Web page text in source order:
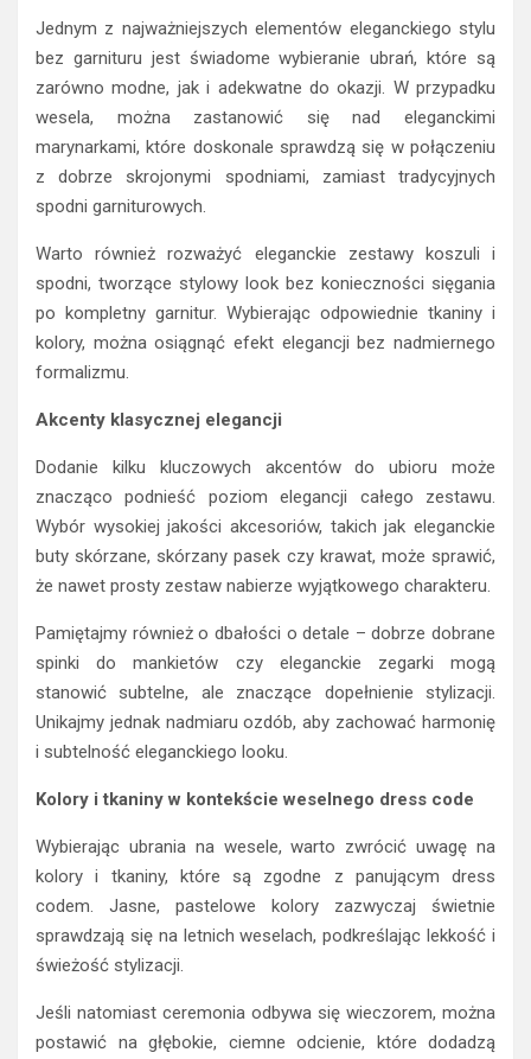
Jednym z najważniejszych elementów eleganckiego stylu
bez garnituru jest świadome wybieranie ubrań, które są
zarówno modne, jak i adekwatne do okazji. W przypadku
wesela, można zastanowić się nad eleganckimi
marynarkami, które doskonale sprawdzą się w połączeniu
z dobrze skrojonymi spodniami, zamiast tradycyjnych
spodni garniturowych.
Warto również rozważyć eleganckie zestawy koszuli i
spodni, tworzące stylowy look bez konieczności sięgania
po kompletny garnitur. Wybierając odpowiednie tkaniny i
kolory, można osiągnąć efekt elegancji bez nadmiernego
formalizmu.
Akcenty klasycznej elegancji
Dodanie kilku kluczowych akcentów do ubioru może
znacząco podnieść poziom elegancji całego zestawu.
Wybór wysokiej jakości akcesoriów, takich jak eleganckie
buty skórzane, skórzany pasek czy krawat, może sprawić,
że nawet prosty zestaw nabierze wyjątkowego charakteru.
Pamiętajmy również o dbałości o detale – dobrze dobrane
spinki do mankietów czy eleganckie zegarki mogą
stanowić subtelne, ale znaczące dopełnienie stylizacji.
Unikajmy jednak nadmiaru ozdób, aby zachować harmonię
i subtelność eleganckiego looku.
Kolory i tkaniny w kontekście weselnego dress code
Wybierając ubrania na wesele, warto zwrócić uwagę na
kolory i tkaniny, które są zgodne z panującym dress
codem. Jasne, pastelowe kolory zazwyczaj świetnie
sprawdzają się na letnich weselach, podkreślając lekkość i
świeżość stylizacji.
Jeśli natomiast ceremonia odbywa się wieczorem, można
postawić na głębokie, ciemne odcienie, które dodadzą